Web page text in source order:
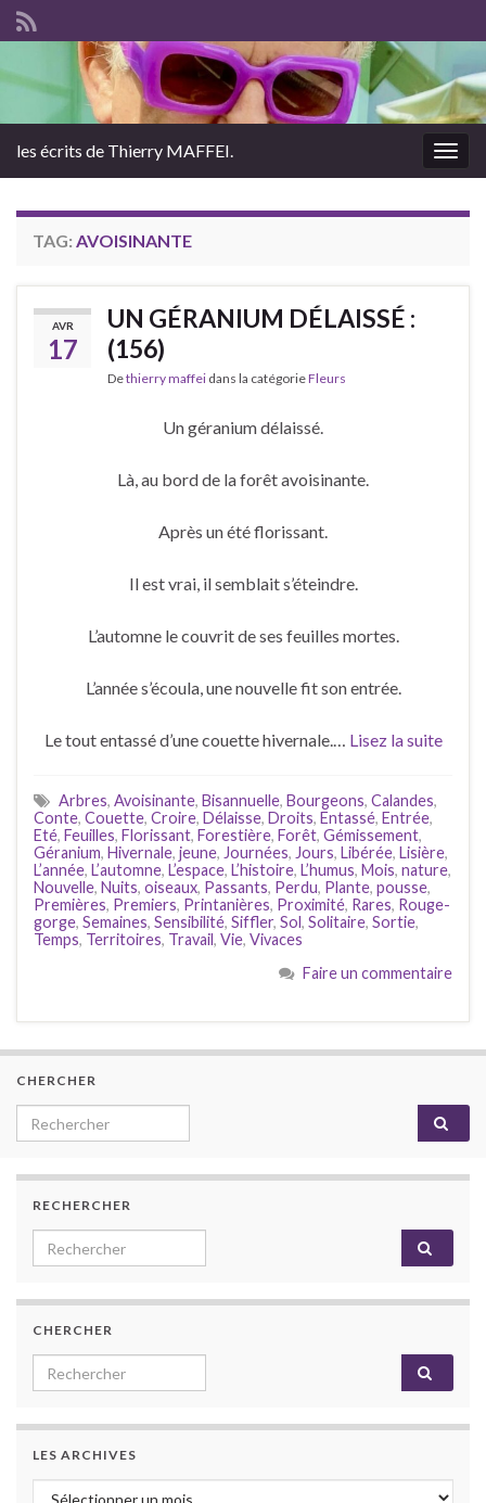
les écrits de Thierry MAFFEI.
TAG: AVOISINANTE
AVR
17
UN GÉRANIUM DÉLAISSÉ :
(156)
Dethierry maffei dans la catégorieFleurs
Un géranium délaissé.
Là, au bord de la forêt avoisinante.
Après un été florissant.
Il est vrai, il semblait s’éteindre.
L’automne le couvrit de ses feuilles mortes.
L’année s’écoula, une nouvelle fit son entrée.
Le tout entassé d’une couette hivernale.… Lisez la suite
Arbres, Avoisinante, Bisannuelle, Bourgeons, Calandes,
Conte, Couette, Croire, Délaisse, Droits, Entassé, Entrée,
Eté, Feuilles, Florissant, Forestière, Forêt, Gémissement,
Géranium, Hivernale, jeune, Journées, Jours, Libérée, Lisière,
L’année, L’automne, L’espace, L’histoire, L’humus, Mois, nature,
Nouvelle, Nuits, oiseaux, Passants, Perdu, Plante, pousse,
Premières, Premiers, Printanières, Proximité, Rares, Rouge-
gorge, Semaines, Sensibilité, Siffler, Sol, Solitaire, Sortie,
Temps, Territoires, Travail, Vie, Vivaces
Faire un commentaire
CHERCHER
Search for:
RECHERCHER
Search for:
CHERCHER
Search for:
LES ARCHIVES
Les archives